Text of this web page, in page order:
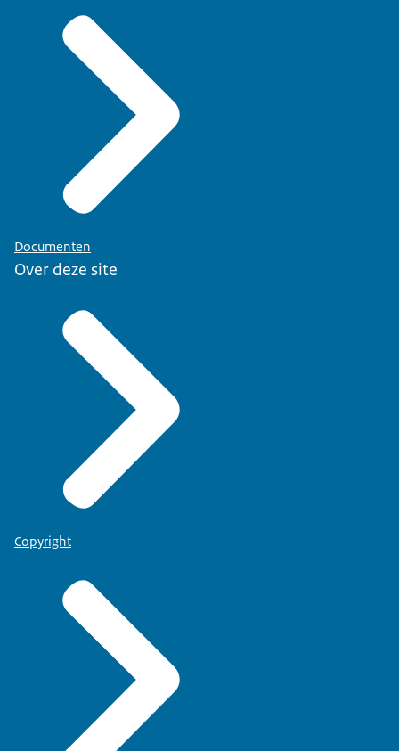
Documenten
Over deze site
Copyright